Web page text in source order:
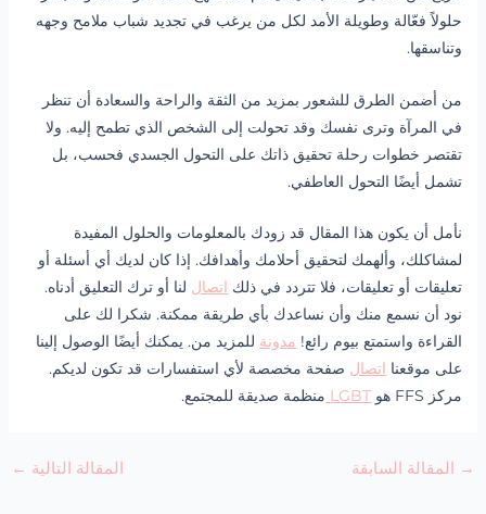
حلولاً فعّالة وطويلة الأمد لكل من يرغب في تجديد شباب ملامح وجهه
وتناسقها.
من أضمن الطرق للشعور بمزيد من الثقة والراحة والسعادة أن تنظر
في المرآة وترى نفسك وقد تحولت إلى الشخص الذي تطمح إليه. ولا
تقتصر خطوات رحلة تحقيق ذاتك على التحول الجسدي فحسب، بل
تشمل أيضًا التحول العاطفي.
نأمل أن يكون هذا المقال قد زودك بالمعلومات والحلول المفيدة
لمشاكلك، وألهمك لتحقيق أحلامك وأهدافك. إذا كان لديك أي أسئلة أو
تعليقات أو تعليقات، فلا تتردد في ذلك اتصال لنا أو ترك التعليق أدناه.
نود أن نسمع منك وأن نساعدك بأي طريقة ممكنة. شكرا لك على
القراءة واستمتع بيوم رائع! مدونة للمزيد من. يمكنك أيضًا الوصول إلينا
على موقعنا اتصال صفحة مخصصة لأي استفسارات قد تكون لديكم.
مركز FFS هو
LGBT منظمة صديقة للمجتمع.
→ المقالة السابقة المقالة التالية ←